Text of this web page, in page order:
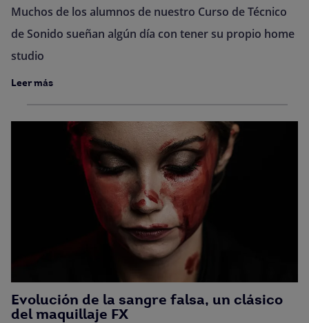
Muchos de los alumnos de nuestro Curso de Técnico
de Sonido sueñan algún día con tener su propio home
studio
Leer más
Evolución de la sangre falsa, un clásico
del maquillaje FX